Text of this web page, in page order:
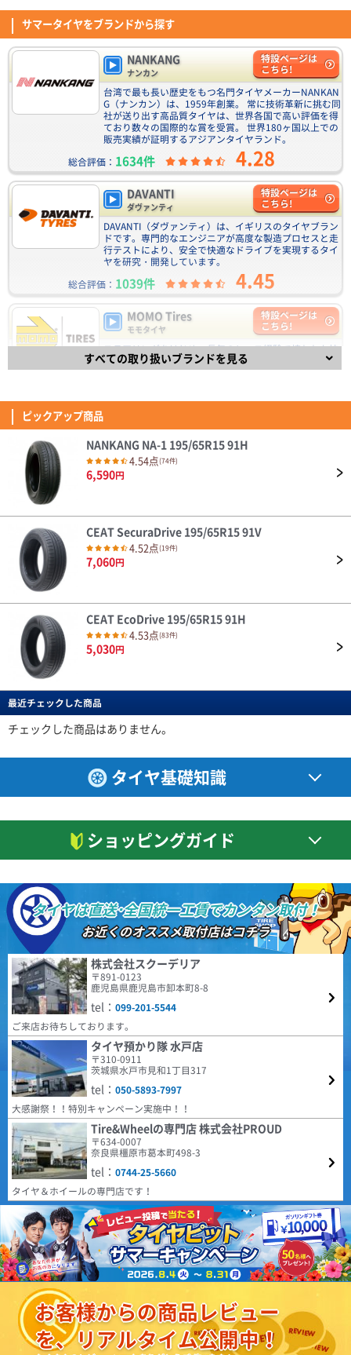
サマータイヤをブランドから探す
NANKANG
ナンカン
台湾で最も長い歴史をもつ名門タイヤメーカーNANKAN
G（ナンカン）は、1959年創業。 常に技術革新に挑む同
社が送り出す高品質タイヤは、世界各国で高い評価を得
ており数々の国際的な賞を受賞。 世界180ヶ国以上での
販売実績が証明するアジアンタイヤランド。
総合評価： 1634件 4.28
特設ページは
こちら!
DAVANTI
ダヴァンティ
DAVANTI（ダヴァンティ）は、イギリスのタイヤブラン
ドです。専門的なエンジニアが高度な製造プロセスと走
行テストにより、安全で快適なドライブを実現するタイ
ヤを研究・開発しています。
総合評価： 1039件 4.45
特設ページは
こちら!
MOMO Tires
モモタイヤ
ステアリングをはじめ、長年のレース経験で培われた技
術と経験を取り入れた自動車パーツで有名なイタリアの
ブランドMOMO(モモ)。
特設ページは
こちら!
FINALIST
ファイナリスト
FINALIST（ファイナリスト）は、【決勝進出者、最終選
考進出者】を意味し、スポーティなドライビングを楽し
めるタイヤです。
OTANI
オータニ
天然ゴム生産高No.1のタイで1964年に創業したブラン
を積極導入し、高品質なタイヤを世界120ヶ国以上で販
売しています。
総合評価：34件
新鋭タイヤブランドです。 2019年にドイツで設計され
た最初の製品をリリースして以来、最新の設備で製造さ
れる高品質な商品群は現地でも受け入れられ、西ヨーロ
総合評価：3件 4.61
シアット
1958年に設立されたCEAT（シアット）は、インドを代
表するタイヤブランドであり、RPGグループのフラッグ
シップカンパニーです。1983年にヨコハマタイヤと提
額15.7億ドルで20位となっており、販売網は世界110ヶ
国以上でワールドクラスの製品とサービスを提供してい
ます。
総合評価：155件 4.48
ENVOY
エンボイ
ENVOY（エンボイ）は、比類のない価値と品質を世界市
場に提供するべく、2024年に誕生した革新的なタイヤブ
ランドです。 ヨーロッパで設計・開発されたタイヤは、
モダンなトレッドパターンをラインナップに取り揃え、
すべての人により高い価値をもたらすことに絶えず注力
しています。
総合評価：22件
COOPER
クーパー
COOPER TIRES（クーパー・タイヤ) は1914年にアメリ
カで設立され、乗用車向けラジアルタイヤやSUV用タイ
ヤの製造・販売を行っています。本社はオハイオ州フィ
ンドレーに所在し、100年以上の歴史を持つタイヤメー
カーです。同社はグッドイヤーのチームとなっていま
す。
総合評価：181件 4.59
こちら!
HIFLY
ハイフライ
北米、ヨーロッパをはじめ世界各国で販売されている人
気ブランドHIFLY。 アメリカ合衆国運輸省の認定規格で
あるDOTをはじめ、欧州など各国の基準、規定に合格し
ています。
特設ページは
こちら!
すべての取り扱いブランドを見る
ピックアップ商品
DAVANTI ECOURA HP1 195/65R15 91H
4.40点(11件)
7,110円
NANKANG NA-1 195/65R15 91H
4.54点(74件)
6,590円
CEAT SecuraDrive 195/65R15 91V
4.52点(19件)
7,060円
CEAT EcoDrive 195/65R15 91H
4.53点 (83件)
5,030円
DAVANTI ECOURA HP1 195/65R15 91H
4.40点
NANKANG NA-1 195/65R15 91H
4.54点(74件)
6,590円
CEAT SecuraDrive 195/65R15 91V
4.52点(19件)
7,060円
CEAT EcoDrive 195/65R15 91H
4.53点(83件)
5,030円
DAVANTI ECOURA HP1 195/65R15 91H
4.40点
7,110円
NANKANG NA-1 195/65R15 91H
6,590円
最近チェックした商品
チェックした商品はありません。
タイヤ基礎知識
ショッピングガイド
タイヤは直送･全国統一工賃でカンタン取付！
お近くのオススメ取付店はコチラ
株式会社スクーデリア
〒891-0123
鹿児島県鹿児島市卸本町8-8
tel： 099-201-5544
ご来店お待ちしております。
タイヤ預かり隊 水戸店
〒310-0911
茨城県水戸市見和1丁目317
tel： 050-5893-7997
大感謝祭！！特別キャンペーン実施中！！
Tire&Wheelの専門店 株式会社PROUD
〒634-0007
奈良県橿原市葛本町498-3
tel： 0744-25-5660
タイヤ＆ホイールの専門店です！
お客様からの商品レビュー
を、リアルタイム公開中！
側辺りからヒビが入り出したことです。 昨今の真夏の高温に紫外線量なら
仕方ないのかなと… ちなみにタイヤ側面は紫外線ガードのスプレーを塗布
しているので全然大丈夫でした。
(5.00点)Tさん
ENVOY MOTIVA UHP 255/35R20 97Y XL
装着して100キロ程走行しました。静粛性、乗り心地、ハンドリング性能も
想像以上に良かったです。4本購入し今回はフロントに245/35r20、リアに
255/35r20を履かせました。またサイドウォール骨格も2プライで、かなり
コスパは高いように感じます。
(4.50点)ノボルくんさん
DUNLOP DIREZZA DZ102 205/45R17 84W
9月の値上げ前に交換しました、コストパフォーマンスがとても良く面白い
タイヤではないかと思います
(5.00点)
ko0*******さん
ENVOY TORDERA H/T 225/60R18 104V XL
タイヤ交換して日は経ってませんが ドライ性能はいいと思います。 以前は
MICHELIN CROSSCLIMATE SUVを装着していましたが、あまり変わりなく
問題ないと思います。 ロードノイズに関しては若干気になるかなーとは思
いますが 概ね問題ありません。音楽をかけていれば気にならないかと。 耐
久性は分かりませんが、値段の安さを考えたら良い商品だと思います。
(4.42点)hir*******さん
ENVOY MOTIVA UHP 255/35R19 96Y XL
純正のPOTENZAランフラットがパンクし緊急で交換。 当然ステアリングは
軽い方向に変化したものの 空気圧を合わせていくと軽快さとしっとりした
乗り心地・グリップ感が快適に感じた。 新東名120km区間での追い越しや
峠道でも不安な場面は無かった。 ライフは不明だが、合計で十数万になる
純正タイヤに比べ価格もかなり安いため余裕を持った早めの交換を心掛けた
い。
(5.00点)jun5さん
DUNLOP DIREZZA DZ102 235/40R18 91W
交換して100Kほどで晴れの日にしか乗れていませんが、静粛性/乗り心地に
満足です。 同一ブランドの同じ銘柄の国内向けに比べ半額以下の価格で、
Verthandi VM-S27 15x6.0 45 114.3x5 MGR
安価でデザインも気に入りました。
(4.07点)ae8*******さん
ENVOY ATERNA 155/65R14 75T
耐久性はこれから。 見た目は良いよ
(4.57点) ひろさん
ZEETEX HP6000 ECO 205/45R17 88W XL
本日タイヤが届きましたので早速交換していただき走行してみましたが、ま
ず乗り出してすぐ感じたのが転がり抵抗がちょっとあるかなってのが第一印
象でした。 以前付けてたタイヤの時よりちょっと踏み込まないと前に進ま
ない感じでした。 それと高速走行時に少しロードノイズ音が聞こえるなっ
ても感じました。 乗り心地は抜群に良かったです。
(4.71点)cad*******さん
MOMO M-300 245/45R20.Z 103Y XL
以前使っていた１８インチホイールから ２０インチへアップし、それに伴
い４５タイヤに変えました。 タイヤが薄くなった分、乗り心地が少し犠牲
になりましたが 見た目は凄くカッコよくなり満足してます。 ２０インチだ
とタイヤ代だけで普通は高額になりますが おもったほど高くなくリーズナ
ブルでお得感を感じてます。 この金額ならすり減ったらすぐ交換したいと
思います。 いい買い物ができた。
(4.50点)しんいちさん
MINERVA F205 205/40R18 86Y XL
ミネルバのリピートです！ 前回は17インチ、今回は18インチを購入しまし
あるし、ドライでのグリップも満足できる。 何より耐久性あるのもポイン
トです。 高級なタイヤなら当然かもしれないけど、安いのに十分満足でき
るのが素晴らしいです。 本当にコスパの良いタイヤだと思います！
(4.14点)
rol*******さん
BRIDGESTONE TECHNO SPORTS 225/45R18 95V XL
(4.57点)r.y*******さん
ENVOY MOTIVA UHP 245/45R20 103Y XL
走行500キロ程度でのレビュー 以前のタイヤ RADAR Dimax R8+ ドライ性
能 全く問題なしです。 ウェット性能 未走行なので、★一つマイナスし
ました。 高速性能 制限速度＋αで走行しても全く問題無しです。 静粛性
以前のタイヤよりかなり静かに感じます。 高速道路でも、走行音が気
になることはありませんでした。 乗り心地 以前のタイヤより柔らかく感
じ、乗り心地は良くなったと感じます。 燃費性能、ライフについては、こ
れからなので こちらも★一つマイナスしました。 気になった点 ・他のレ
ビューでもありましたが、まだ馴染んでいないためか、 装着２日で約１
０％程、空気圧が低下しました。 再調整して様子を見たいと思います。
・ホイールウェイトがこれまでよりかなり多めに感じました。 取付条
件や個体差もあると思うので、こちらも今後の状態を見ていきたいです。
(4.50点)qqs*******さん
GOODYEAR EfficientGrip ECO EG02 175/65R15 84H
全般的に満足しています。以前より静かだし、乗り心地も良いです。転がり
抵抗は小さいと感じます。
(5.00点)かじっさん
ARMSTRONG BLU-TRAC PC 185/65R15 88H
車検が近く履き替えました。４ヶ月経ちましたが普通に乗るには問題無いの
で次も有りかと思います。
(5.00点)デラックスさん
RADAR Dimax ICE 205/60R16 96T XL ｽﾀｯﾄﾞﾚｽ
日常の使用に問題なし。ピッタリと地面を感じるので安心して運転できま
す。
(4.29点)mak*******さん
MINERVA ECOSPEED2 SUV 215/60R17 100V XL
購入から約1年装着した感想です。 車種はマツダMPV。 装着から約1.0万
キロ走っています。性能に問題が無くコスパから考えても優れたタイヤだと
思います。1点気になる点が燃費が少し悪くなったのかな？と感じます。空
気圧等で少しは燃費が良くなるのでしょうか。
(4.43点)hir*******さん
GOODYEAR EfficientGrip Comfort 195/45R17 81W
街乗りで不満は無いと思う。 乗り心地は良い、ロードノイズは静か 生産国
は日本製でこの値段なら文句は無いと思う。
(5.00点)
EMBELY S12 14x4.5 45 100x4 GM
早くて良かった。